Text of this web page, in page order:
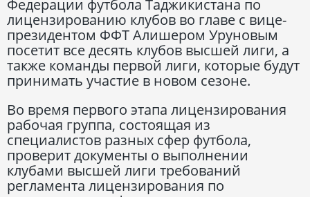
Федерации футбола Таджикистана по
лицензированию клубов во главе с вице-
президентом ФФТ Алишером Уруновым
посетит все десять клубов высшей лиги, а
также команды первой лиги, которые будут
принимать участие в новом сезоне.
Во время первого этапа лицензирования
рабочая группа, состоящая из
специалистов разных сфер футбола,
проверит документы о выполнении
клубами высшей лиги требований
регламента лицензирования по